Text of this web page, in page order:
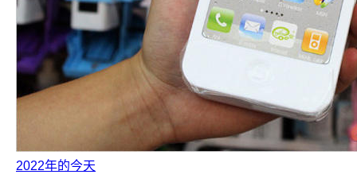
2022年的今天